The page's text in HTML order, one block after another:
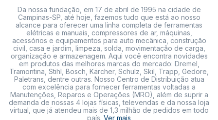
Da nossa fundação, em 17 de abril de 1995 na cidade de
Campinas-SP, até hoje, fazemos tudo que está ao nosso
alcance para oferecer uma linha completa de ferramentas
elétricas e manuais, compressores de ar, máquinas,
acessórios e equipamentos para auto mecânica, construção
civil, casa e jardim, limpeza, solda, movimentação de carga,
organização e armazenagem. Aqui você encontra novidades
em produtos das melhores marcas do mercado: Dremel,
Tramontina, Stihl, Bosch, Kärcher, Schulz, Skil, Trapp, Gedore,
Paletrans, dentre outras. Nosso Centro de Distribuição atua
com excelência para fornecer ferramentas voltadas a
Manutenções, Reparos e Operações (MRO), além de suprir a
demanda de nossas 4 lojas físicas, televendas e da nossa loja
virtual, que já atendeu mais de 1,3 milhão de pedidos em todo
país. Ver mais